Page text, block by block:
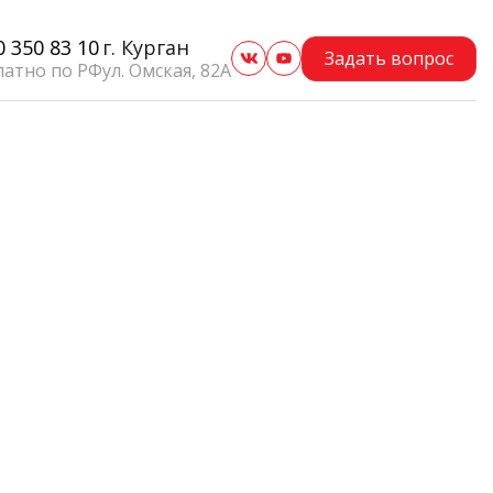
350 83 10
по РФ
г. Курган
ул. Омская, 82А
Задать вопрос